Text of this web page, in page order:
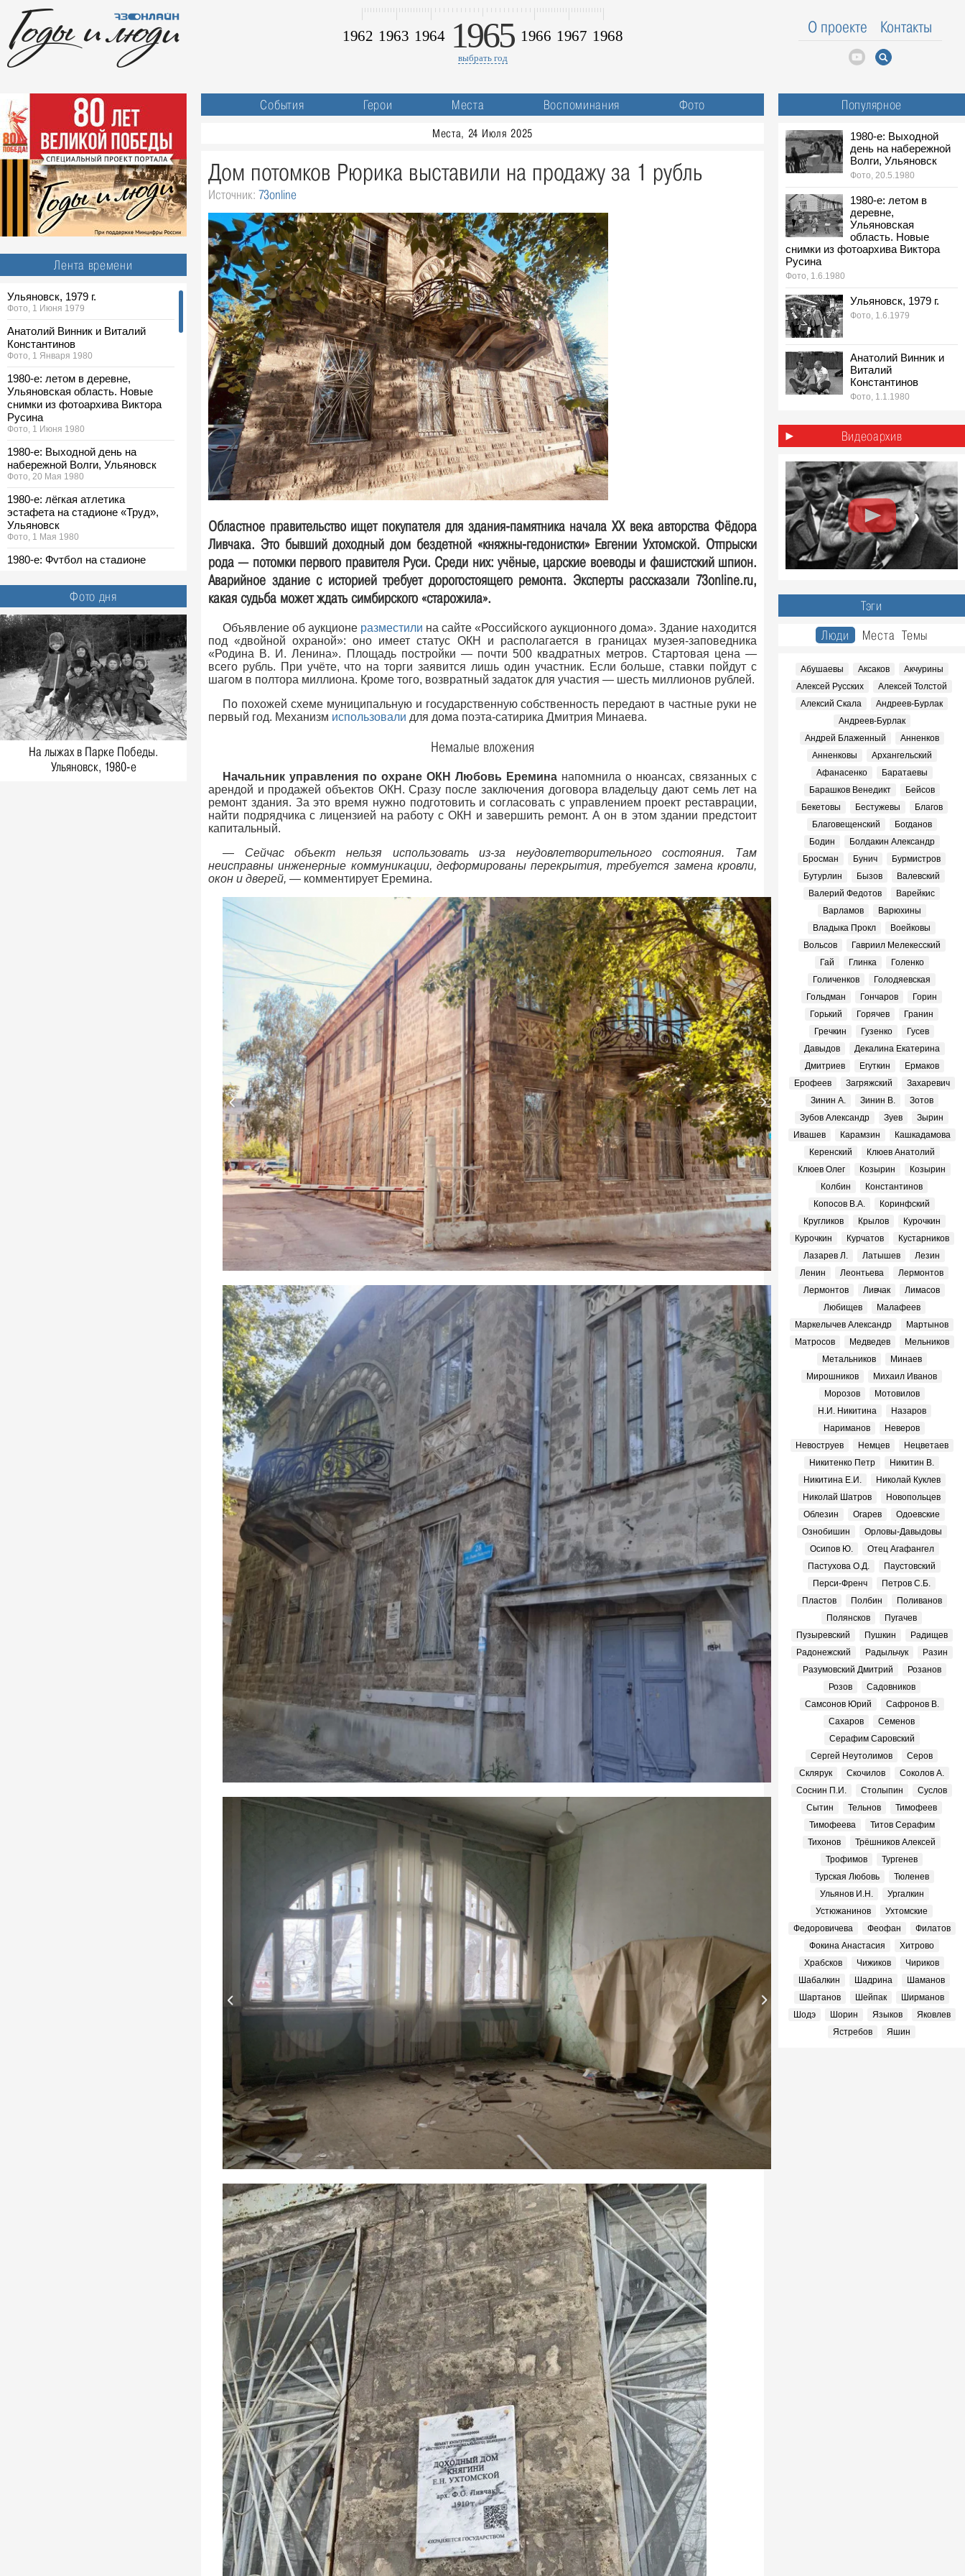
1965
1962 1963 1964 1966 1967 1968
выбрать год
О проекте Контакты
Лента времени
Ульяновск, 1979 г.
Фото, 1 Июня 1979
Анатолий Винник и Виталий
Константинов
Фото, 1 Января 1980
1980-е: летом в деревне,
Ульяновская область. Новые
снимки из фотоархива Виктора
Русина
Фото, 1 Июня 1980
1980-е: Выходной день на
набережной Волги, Ульяновск
Фото, 20 Мая 1980
1980-е: лёгкая атлетика
эстафета на стадионе «Труд»,
Ульяновск
Фото, 1 Мая 1980
1980-е: Футбол на стадионе
Фото, 1 Мая 1980
1980-е: выставка ДОСААФ,
Ульяновск. Новые снимки из
фотоархива Виктора Русина
Фото, 1 Мая 1980
1980-е: соревнования пожарных,
Ульяновская область. Новые
снимки из фотоархива Виктора
Русина
Фото, 30 Апреля 1980
1980-е: посевная, Ульяновская
область. Новые снимки из
фотоархива Виктора Русина
Фото дня
На лыжах в Парке Победы.
Ульяновск, 1980-е
События Герои Места Воспоминания Фото
Места, 24 Июля 2025
Дом потомков Рюрика выставили на продажу за 1 рубль
Источник: 73online
Областное правительство ищет покупателя для здания-памятника начала XX века авторства Фёдора
Ливчака. Это бывший доходный дом бездетной «княжны-гедонистки» Евгении Ухтомской. Отпрыски
рода — потомки первого правителя Руси. Среди них: учёные, царские воеводы и фашистский шпион.
Аварийное здание с историей требует дорогостоящего ремонта. Эксперты рассказали 73online.ru,
какая судьба может ждать симбирского «старожила».
Объявление об аукционе разместили на сайте «Российского аукционного дома». Здание находится
под «двойной охраной»: оно имеет статус ОКН и располагается в границах музея-заповедника
«Родина В. И. Ленина». Площадь постройки — почти 500 квадратных метров. Стартовая цена —
всего рубль. При учёте, что на торги заявится лишь один участник. Если больше, ставки пойдут с
шагом в полтора миллиона. Кроме того, возвратный задаток для участия — шесть миллионов рублей.
По похожей схеме муниципальную и государственную собственность передают в частные руки не
первый год. Механизм использовали для дома поэта-сатирика Дмитрия Минаева.
Немалые вложения
Начальник управления по охране ОКН Любовь Еремина напомнила о нюансах, связанных с
арендой и продажей объектов ОКН. Сразу после заключения договора владельцу дают семь лет на
ремонт здания. За это время нужно подготовить и согласовать с управлением проект реставрации,
найти подрядчика с лицензией на работу с ОКН и завершить ремонт. А он в этом здании предстоит
капитальный.
— Сейчас объект нельзя использовать из-за неудовлетворительного состояния. Там
неисправны инженерные коммуникации, деформированы перекрытия, требуется замена кровли,
окон и дверей, — комментирует Еремина.
Популярное
1980-е: Выходной
день на набережной
Волги, Ульяновск
Фото, 20.5.1980
1980-е: летом в
деревне,
Ульяновская
область. Новые
снимки из фотоархива Виктора
Русина
Фото, 1.6.1980
Ульяновск, 1979 г.
Фото, 1.6.1979
Анатолий Винник и
Виталий
Константинов
Фото, 1.1.1980
атлетика эстафета
на стадионе «Труд»,
Фото, 1.5.1980
Видеоархив
Тэги
Люди
Места Темы
Абушаевы Аксаков
Акчурины
Алексей Русских
Алексей Толстой
Алексий Скала
Андреев-Бурлак
Андреев-Бурлак
Андрей Блаженный
Анненков
Анненковы
Архангельский
Афанасенко
Баратаевы
Барашков Венедикт
Бейсов
Бекетовы
Бестужевы
Благов
Благовещенский
Богданов
Бодин
Болдакин Александр
Бросман
Бунич
Бурмистров
Бутурлин
Бызов
Валевский
Валерий Федотов
Варейкис
Варламов
Варюхины
Владыка Прокл
Воейковы
Вольсов
Гавриил Мелекесский
Гай
Глинка
Голенко
Голиченков
Голодяевская
Гольдман
Гончаров
Горин
Горький
Горячев
Гранин
Гречкин
Гузенко
Гусев
Давыдов
Декалина Екатерина
Дмитриев
Егуткин
Ермаков
Ерофеев
Загряжский
Захаревич
Зинин А.
Зинин В.
Зотов
Зубов Александр
Зуев
Зырин
Ивашев
Карамзин
Кашкадамова
Керенский
Клюев Анатолий
Клюев Олег
Козырин
Козырин
Колбин
Константинов
Копосов В.А.
Коринфский
Кругликов
Крылов
Курочкин
Курочкин
Курчатов
Кустарников
Лазарев Л.
Латышев
Лезин
Ленин
Леонтьева
Лермонтов
Лермонтов
Ливчак
Лимасов
Любищев
Малафеев
Маркелычев Александр
Мартынов
Матросов
Медведев
Мельников
Метальников
Минаев
Мирошников
Михаил Иванов
Морозов
Мотовилов
Н.И. Никитина
Назаров
Нариманов
Неверов
Невоструев
Немцев
Нецветаев
Никитенко Петр
Никитин В.
Никитина Е.И.
Николай Куклев
Николай Шатров
Новопольцев
Облезин
Огарев
Одоевские
Ознобишин
Орловы-Давыдовы
Осипов Ю.
Отец Агафангел
Пастухова О.Д.
Паустовский
Перси-Френч
Петров С.Б.
Пластов
Полбин
Поливанов
Полянсков
Пугачев
Пузыревский
Пушкин
Радищев
Радонежский
Радыльчук
Разин
Разумовский Дмитрий
Розанов
Розов
Садовников
Самсонов Юрий
Сафронов В.
Сахаров
Семенов
Серафим Саровский
Сергей Неутолимов
Серов
Склярук
Скочилов
Соколов А.
Соснин П.И.
Столыпин
Суслов
Сытин
Тельнов
Тимофеев
Тимофеева
Титов Серафим
Тихонов
Трёшников Алексей
Трофимов
Тургенев
Турская Любовь
Тюленев
Ульянов И.Н.
Ургалкин
Устюжанинов
Ухтомские
Федоровичева
Феофан
Филатов
Фокина Анастасия
Хитрово
Храбсков
Чижиков
Чириков
Шабалкин
Шадрина
Шаманов
Шартанов
Шейпак
Ширманов
Шодэ
Шорин Языков
Яковлев
Ястребов
Яшин